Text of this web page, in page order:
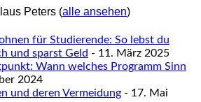
Peters (alle ansehen)
für Studierende: So lebst du
und sparst Geld - 11. März 2025
Wann welches Programm Sinn
2024
und deren Vermeidung - 17. Mai